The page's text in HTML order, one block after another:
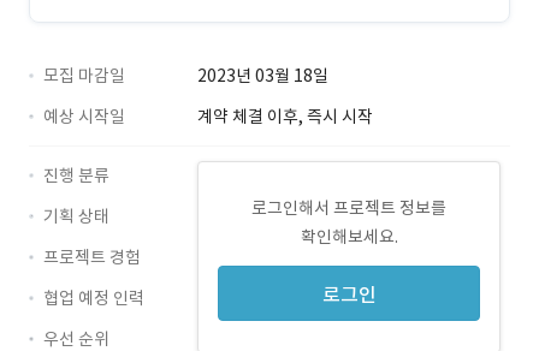
모집 마감일
2023년 03월 18일
예상 시작일
계약 체결 이후, 즉시 시작
로그인해서 프로젝트 정보를
확인해보세요.
로그인
진행 분류
기획 상태
프로젝트 경험
협업 예정 인력
우선 순위